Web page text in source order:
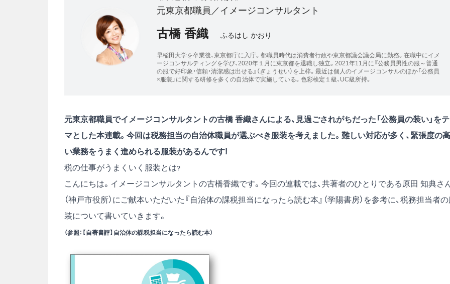
元東京都職員／イメージコンサルタント
古橋 香織 ふるはし かおり
早稲田大学を卒業後、東京都庁に入庁。都職員時代は消費者行政や東京都議会議会局に勤務。在職中にイメ
ージコンサルティングを学び、2020年１月に東京都を退職し独立。2021年11月に『公務員男性の服～普通
の服で好印象・信頼・清潔感は出せる』（ぎょうせい）を上梓。最近は個人のイメージコンサルのほか「公務員
×服装」に関する研修を多くの自治体で実施している。色彩検定１級、UC級所持。
元東京都職員でイメージコンサルタントの古橋 香織さんによる、見過ごされがちだった「公務員の装い」を
マとした本連載。今回は税務担当の自治体職員が選ぶべき服装を考えました。難しい対応が多く、緊張度の高
い業務をうまく進められる服装があるんです!
税の仕事がうまくいく服装とは?
こんにちは。イメージコンサルタントの古橋香織です。今回の連載では、共著者のひとりである原田 知典さ
（神戸市役所）にご献本いただいた 『自治体の課税担当になったら読む本』 （学陽書房）を参考に、税務担当者
装について書いていきます。
（参照：【自著書評】自治体の課税担当になったら読む本）